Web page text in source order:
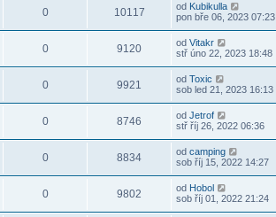
0 10117 od Kubikulla
pon bře 06, 2023 07:23
0 9120 od Vitakr
stř úno 22, 2023 18:48
0 9921 od Toxic
sob led 21, 2023 16:13
0 8746 od Jetrof
stř říj 26, 2022 06:36
0 8834 od camping
sob říj 15, 2022 14:27
0 9802 od Hobol
sob říj 01, 2022 21:24